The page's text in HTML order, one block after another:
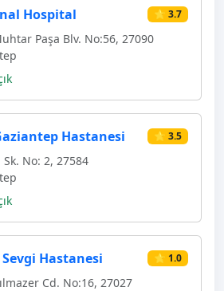
Hospital ⭐ 3.7
Paşa Blv. No:56, 27090
Hastanesi ⭐ 3.5
No: 2, 27584
Hastanesi ⭐ 1.0
Cd. No:16, 27027